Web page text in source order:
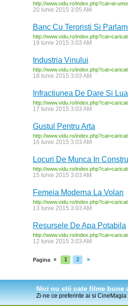
http://www.vidu.ro/index.php?cat=ai-
20 Iunie 2015 3:05 AM
Banc Cu Teroristi Si
http://www.vidu.ro/
19 Iunie 2015 3:03 AM
Industria Vinului
http://www.vidu.ro/
18 Iunie 2015 3:03 AM
Infractiunea De Dare Si
http://www.vidu.ro/
17 Iunie 2015 3:03 AM
Gustul Pentru Arta
http://www.vidu.ro/
16 Iunie 2015 3:03 AM
Locuri De Munca In
http://www.vidu.ro/
15 Iunie 2015 3:03 AM
Femeia Moderna La Volan
http://www.vidu.ro/
13 Iunie 2015 3:03 AM
Resursele De Apa Potabila
http://www.vidu.ro/
12 Iunie 2015 3:03 AM
Pagina « 1 2 »
Nici nu stii cate filme bune
Zi-ne ce preferinte ai si